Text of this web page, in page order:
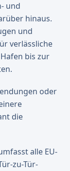
und
hinaus.
und
verlässliche
bis zur
oder
die
alle EU-
zu-Tür-